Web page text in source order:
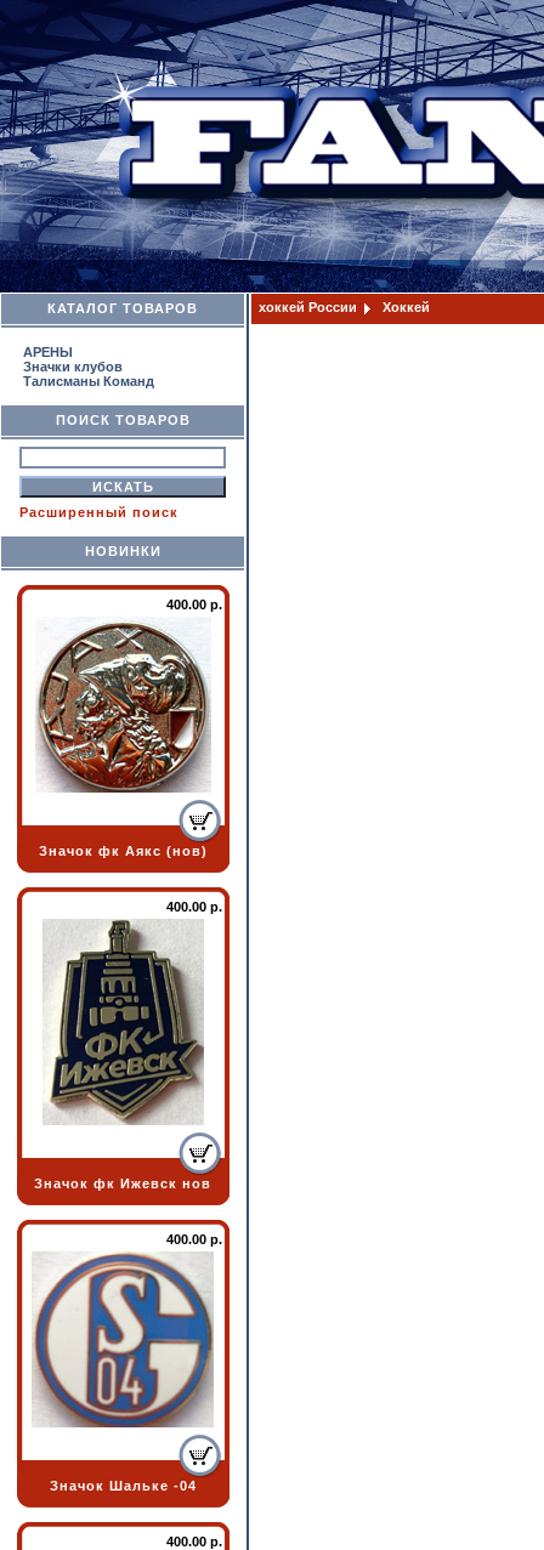
КАТАЛОГ ТОВАРОВ
АРЕНЫ
Значки клубов
Талисманы Команд
ПОИСК ТОВАРОВ
Расширенный поиск
НОВИНКИ
400.00 р.
Значок фк Аякс (нов)
400.00 р.
Значок фк Ижевск нов
400.00 р.
Значок Шальке -04
400.00 р.
хоккей России Хоккей